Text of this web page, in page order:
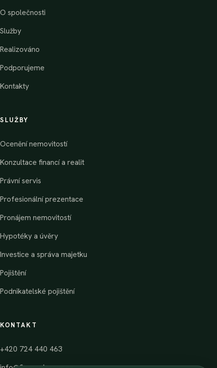
O společnosti
Služby
Realizováno
Podporujeme
Kontakty
SLUŽBY
Ocenění nemovitostí
Konzultace financí a realit
Právní servis
Profesionální prezentace
Pronájem nemovitostí
Hypotéky a úvěry
Investice a správa majetku
Pojištění
Podnikatelské pojištění
KONTAKT
+420 724 440 463